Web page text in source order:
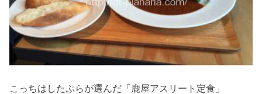
こっちはしたぷらが選んだ「鹿屋アスリート定食」